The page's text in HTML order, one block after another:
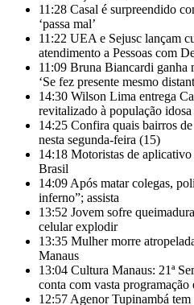
11:28 Casal é surpreendido
‘passa mal’
11:22 UEA e Sejusc lançam
atendimento a Pessoas com
11:09 Bruna Biancardi ganha
‘Se fez presente mesmo
14:30 Wilson Lima entrega
revitalizado à população idosa
14:25 Confira quais bairros
nesta segunda-feira (15)
14:18 Motoristas de
Brasil
14:09 Após matar colegas,
inferno”; assista
13:52 Jovem sofre
celular explodir
13:35 Mulher morre
Manaus
13:04 Cultura Manaus: 21ª
conta com vasta
12:57 Agenor Tupinambá